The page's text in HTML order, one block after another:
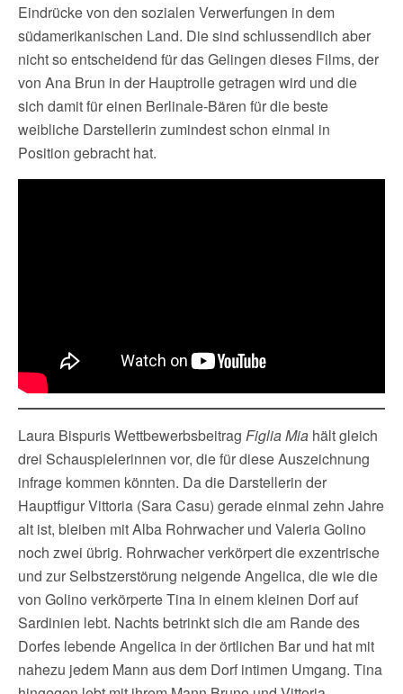
Eindrücke von den sozialen Verwerfungen in dem
südamerikanischen Land. Die sind schlussendlich aber
nicht so entscheidend für das Gelingen dieses Films, der
von Ana Brun in der Hauptrolle getragen wird und die
sich damit für einen Berlinale-Bären für die beste
weibliche Darstellerin zumindest schon einmal in
Position gebracht hat.
Laura Bispuris Wettbewerbsbeitrag Figlia Mia hält gleich
drei Schauspielerinnen vor, die für diese Auszeichnung
infrage kommen könnten. Da die Darstellerin der
Hauptfigur Vittoria (Sara Casu) gerade einmal zehn Jahre
alt ist, bleiben mit Alba Rohrwacher und Valeria Golino
noch zwei übrig. Rohrwacher verkörpert die exzentrische
und zur Selbstzerstörung neigende Angelica, die wie die
von Golino verkörperte Tina in einem kleinen Dorf auf
Sardinien lebt. Nachts betrinkt sich die am Rande des
Dorfes lebende Angelica in der örtlichen Bar und hat mit
nahezu jedem Mann aus dem Dorf intimen Umgang. Tina